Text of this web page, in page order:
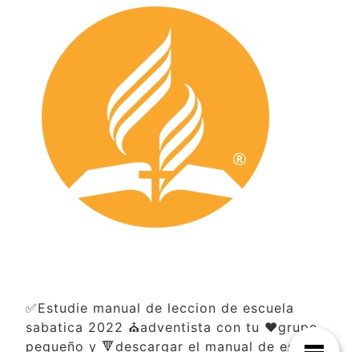
✅Estudie manual de leccion de escuela
sabatica 2022 ⛪adventista con tu ❤️grupo
pequeño y 🔻descargar el manual de escuela